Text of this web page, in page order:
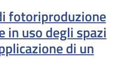
fotoriproduzione
in uso degli spazi
di un